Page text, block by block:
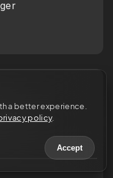
a better experience.
policy.
Accept